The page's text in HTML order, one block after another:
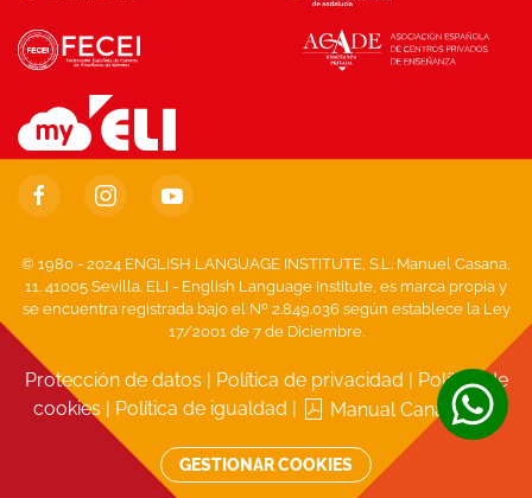
© 1980 - 2024 ENGLISH LANGUAGE INSTITUTE, S.L. Manuel Casana,
11. 41005 Sevilla. ELI - English Language Institute, es marca propia y
se encuentra registrada bajo el Nº 2.849.036 según establece la Ley
17/2001 de 7 de Diciembre.
Protección de datos | Política de privacidad | Política de
cookies | Política de igualdad | Manual Canal Ético
GESTIONAR COOKIES